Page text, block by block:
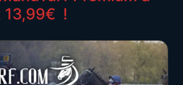
13,99€ !